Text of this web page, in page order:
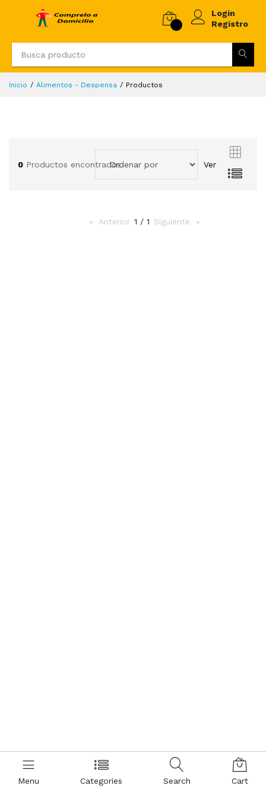
Login
Registro
Menu Categories Search Cart
Inicio Alimentos - Despensa Productos
0 Productos encontrados Ver
Anterior page
1 / 1 Siguiente page